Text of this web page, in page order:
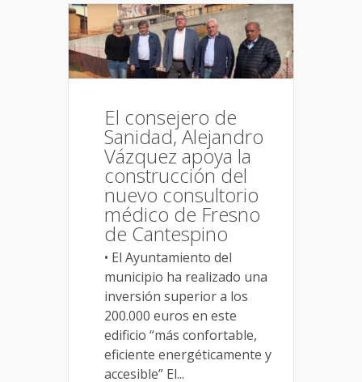
El consejero de
Sanidad, Alejandro
Vázquez apoya la
construcción del
nuevo consultorio
médico de Fresno
de Cantespino
• El Ayuntamiento del
municipio ha realizado una
inversión superior a los
200.000 euros en este
edificio “más confortable,
eficiente energéticamente y
accesible” El...